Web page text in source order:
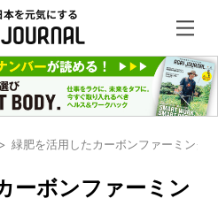
緑肥を活用したカーボンファーミング
ーボンファーミン